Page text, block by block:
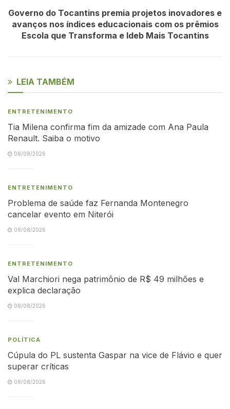
Governo do Tocantins premia projetos inovadores e
avanços nos índices educacionais com os prêmios
Escola que Transforma e Ideb Mais Tocantins
LEIA TAMBÉM
ENTRETENIMENTO
Tia Milena confirma fim da amizade com Ana Paula
Renault. Saiba o motivo
08/08/2026
ENTRETENIMENTO
Problema de saúde faz Fernanda Montenegro
cancelar evento em Niterói
08/08/2026
ENTRETENIMENTO
Val Marchiori nega patrimônio de R$ 49 milhões e
explica declaração
08/08/2026
POLÍTICA
Cúpula do PL sustenta Gaspar na vice de Flávio e quer
superar críticas
08/08/2026